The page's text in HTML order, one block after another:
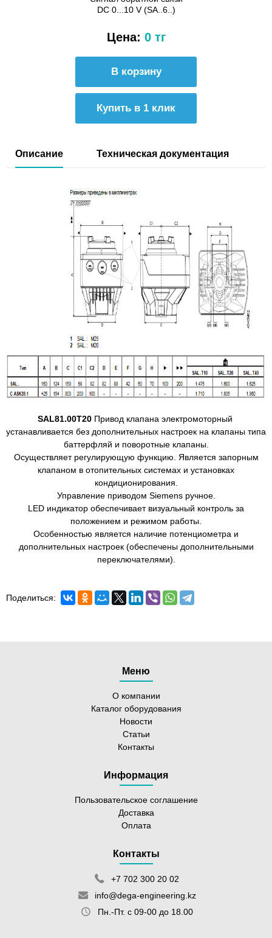
DC 0...10 V (SA..6..)
Цена: 0 тг
Купить в 1 клик
Описание Техническая документация
SAL81.00T20Привод клапана электромоторный
устанавливается без дополнительных настроек на клапаны типа
баттерфляй и поворотные клапаны.
Осуществляет регулирующую функцию. Является запорным
клапаном в отопительных системах и установках
кондиционирования.
Управление приводом Siemens ручное.
LED индикатор обеспечивает визуальный контроль за
положением и режимом работы.
Особенностью является наличие потенциометра и
дополнительных настроек (обеспечены дополнительными
переключателями).
Поделиться:
Меню
О компании
Каталог оборудования
Новости
Статьи
Контакты
Информация
Пользовательское соглашение
Доставка
Оплата
Контакты
+7 702 300 20 02
info@dega-engineering.kz
Пн.-Пт. с 09-00 до 18.00